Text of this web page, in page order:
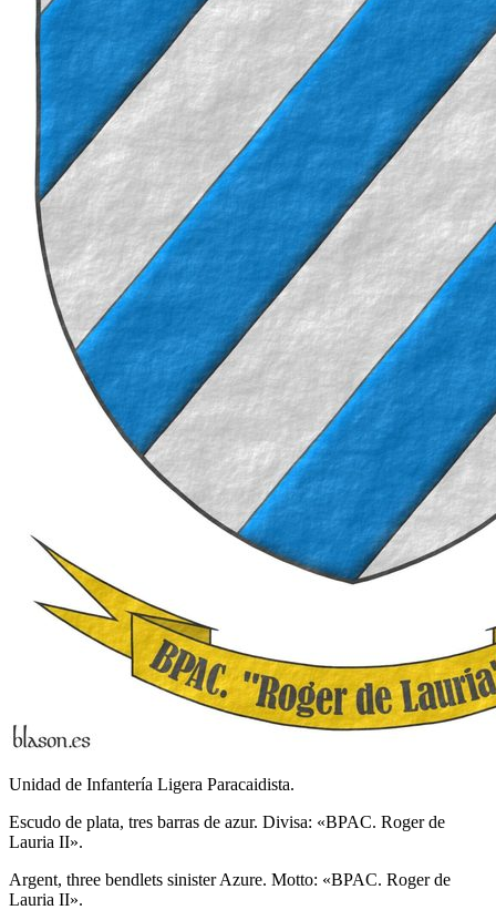
Unidad de Infantería Ligera Paracaidista.
Escudo de plata, tres barras de azur. Divisa: «BPAC. Roger de
Lauria II».
Argent, three bendlets sinister Azure. Motto: «BPAC. Roger de
Lauria II».